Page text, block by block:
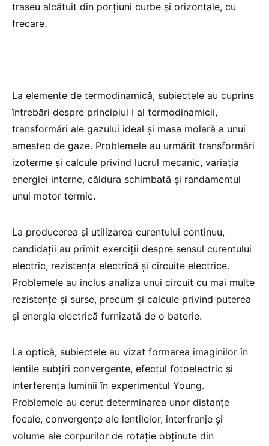
traseu alcătuit din porțiuni curbe și orizontale, cu
frecare.
La elemente de termodinamică, subiectele au cuprins
întrebări despre principiul I al termodinamicii,
transformări ale gazului ideal și masa molară a unui
amestec de gaze. Problemele au urmărit transformări
izoterme și calcule privind lucrul mecanic, variația
energiei interne, căldura schimbată și randamentul
unui motor termic.
La producerea și utilizarea curentului continuu,
candidații au primit exerciții despre sensul curentului
electric, rezistența electrică și circuite electrice.
Problemele au inclus analiza unui circuit cu mai multe
rezistențe și surse, precum și calcule privind puterea
și energia electrică furnizată de o baterie.
La optică, subiectele au vizat formarea imaginilor în
lentile subțiri convergente, efectul fotoelectric și
interferența luminii în experimentul Young.
Problemele au cerut determinarea unor distanțe
focale, convergențe ale lentilelor, interfranje și
volume ale corpurilor de rotație obținute din